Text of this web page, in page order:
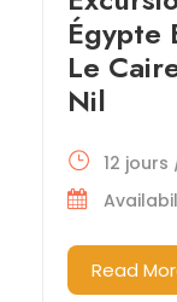
Égypte
Le
Nil
12 jours
Read